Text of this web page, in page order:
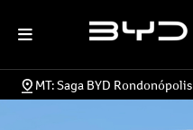
MT: Saga BYD Rondonópolis